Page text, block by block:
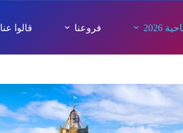
2026 فروعنا قالوا عنا